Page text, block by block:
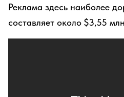
Реклама здесь наиболее
составляет около $3,55